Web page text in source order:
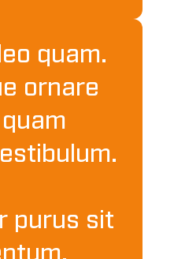
quam.
ornare
purus sit